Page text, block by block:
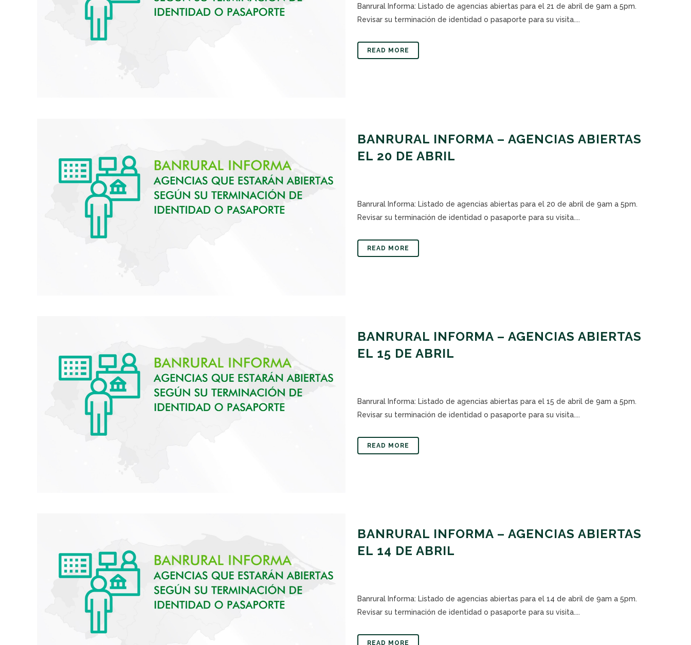
Banrural Informa: Listado de agencias abiertas para el 21 de abril de 9am a 5pm.
Revisar su terminación de identidad o pasaporte para su visita....
READ MORE
BANRURAL INFORMA – AGENCIAS ABIERTAS
EL 20 DE ABRIL
Banrural Informa: Listado de agencias abiertas para el 20 de abril de 9am a 5pm.
Revisar su terminación de identidad o pasaporte para su visita....
READ MORE
BANRURAL INFORMA – AGENCIAS ABIERTAS
EL 15 DE ABRIL
Banrural Informa: Listado de agencias abiertas para el 15 de abril de 9am a 5pm.
Revisar su terminación de identidad o pasaporte para su visita....
READ MORE
BANRURAL INFORMA – AGENCIAS ABIERTAS
EL 14 DE ABRIL
Banrural Informa: Listado de agencias abiertas para el 14 de abril de 9am a 5pm.
Revisar su terminación de identidad o pasaporte para su visita....
READ MORE